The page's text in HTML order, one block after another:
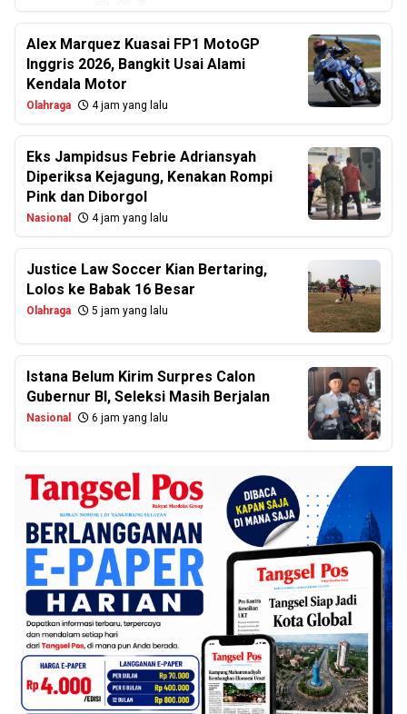
Alex Marquez Kuasai FP1 MotoGP
Inggris 2026, Bangkit Usai Alami
Kendala Motor
Olahraga 4 jam yang lalu
Eks Jampidsus Febrie Adriansyah
Diperiksa Kejagung, Kenakan Rompi
Pink dan Diborgol
Nasional 4 jam yang lalu
Justice Law Soccer Kian Bertaring,
Lolos ke Babak 16 Besar
Olahraga 5 jam yang lalu
Istana Belum Kirim Surpres Calon
Gubernur BI, Seleksi Masih Berjalan
Nasional 6 jam yang lalu